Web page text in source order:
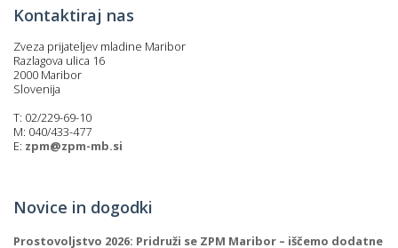
Kontaktiraj nas
Zveza prijateljev mladine Maribor
Razlagova ulica 16
2000 Maribor
Slovenija
T: 02/229-69-10
M: 040/433-477
E: zpm@zpm-mb.si
Novice in dogodki
Prostovoljstvo 2026: Pridruži se ZPM Maribor – iščemo dodatne